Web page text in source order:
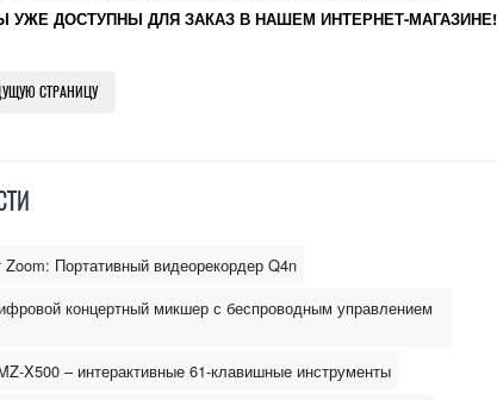
УЖЕ ДОСТУПНЫ ДЛЯ ЗАКАЗ В НАШЕМ ИНТЕРНЕТ-МАГАЗИНЕ!
СТРАНИЦУ
Портативный видеорекордер Q4n
концертный микшер с беспроводным управлением
X500 – интерактивные 61-клавишные инструменты